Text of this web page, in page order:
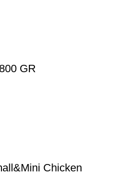
GR
Chicken